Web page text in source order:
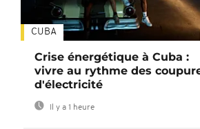
CUBA
Crise énergétique à Cuba :
vivre au rythme des
d'électricité
Il y a 1 heure